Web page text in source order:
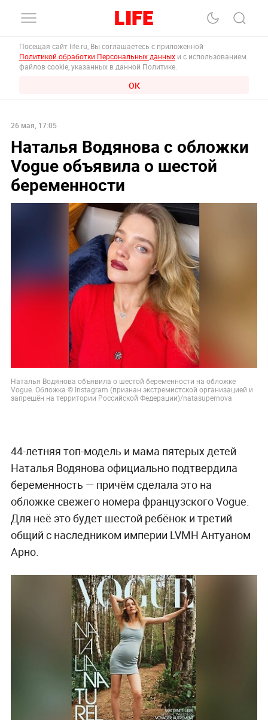
Посещая сайт life.ru, Вы соглашаетесь с приложенной
Политикой обработки Персональных данных и с использованием
файлов cookie, указанных в данной Политике.
ОК
26 мая, 17:05
Наталья Водянова с обложки
Vogue объявила о шестой
беременности
Наталья Водянова объявила о шестой беременности на обложке
Vogue. Обложка © Instagram (признан экстремистской организацией и
запрещён на территории Российской Федерации)/natasupernova
44-летняя топ-модель и мама пятерых детей
Наталья Водянова официально подтвердила
беременность — причём сделала это на
обложке свежего номера французского Vogue.
Для неё это будет шестой ребёнок и третий
общий с наследником империи LVMH Антуаном
Арно.